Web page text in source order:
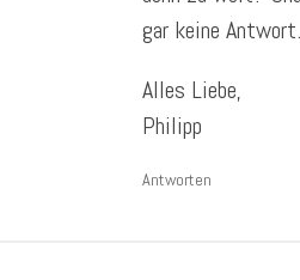
gar keine
Alles Liebe,
Philipp
Antworten